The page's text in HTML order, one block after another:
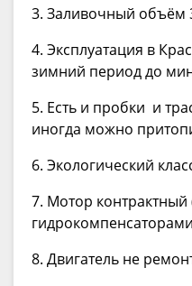
3. Заливочный объём
4. Эксплуатация в
зимний период до
5. Есть и пробки и
иногда можно
6. Экологический
7. Мотор контрактный
8. Двигатель не